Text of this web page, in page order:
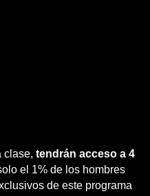
clase, tendrán acceso a 4
el 1% de los hombres
de este programa